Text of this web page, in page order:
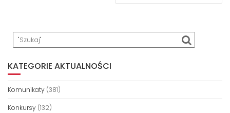
KATEGORIE AKTUALNOŚCI
Komunikaty (381)
Konkursy (132)